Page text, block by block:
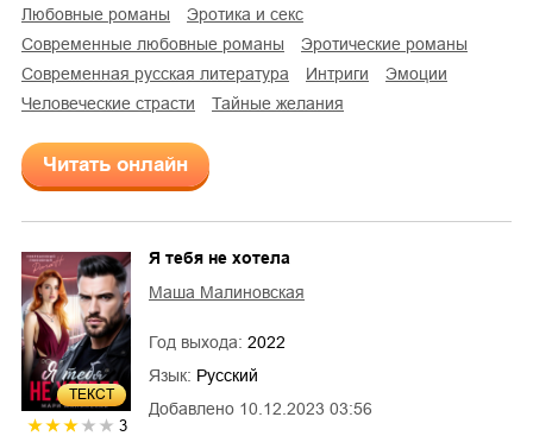
любовные романы
эротика и секс
современные любовные романы
эротические романы
современная русская литература
интриги
эмоции
человеческие страсти
тайные желания
Читать онлайн
ТЕКСТ
3
Добавлено 10.12.2023 03:56
Я тебя не хотела
Маша Малиновская
Год выхода: 2022
Язык: Русский